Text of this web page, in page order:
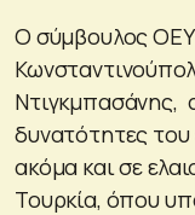
Ο σύμβουλος
Ντιγκμπασάνης,
δυνατότητες του
ακόμα και σε
Τουρκία, όπου